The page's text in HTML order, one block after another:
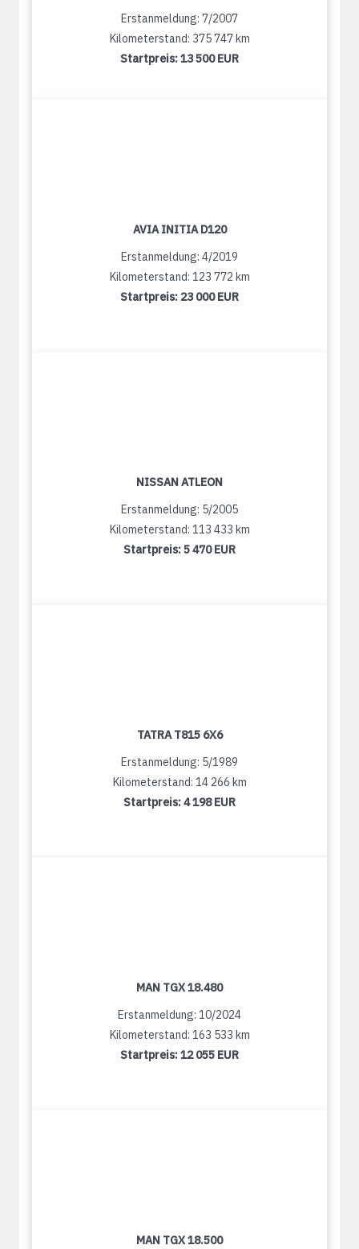
Erstanmeldung: 7/2007
Kilometerstand: 375 747 km
Startpreis:13 500 EUR
AVIA INITIA D120
Erstanmeldung: 4/2019
Kilometerstand: 123 772 km
Startpreis: 23 000 EUR
NISSAN ATLEON
Erstanmeldung: 5/2005
Kilometerstand: 113 433 km
Startpreis:5 470 EUR
TATRA T815 6X6
Erstanmeldung: 5/1989
Kilometerstand: 14 266 km
Startpreis:4 198 EUR
MAN TGX 18.480
Erstanmeldung: 10/2024
Kilometerstand: 163 533 km
Startpreis:12 055 EUR
MAN TGX 18.500